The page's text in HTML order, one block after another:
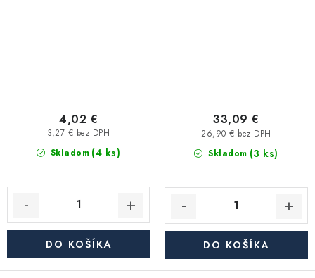
Skladom (4 ks)
3,27 € bez DPH
4,02 €
DO KOŠÍKA
Skladom (3 ks)
26,90 € bez DPH
33,09 €
DO KOŠÍKA